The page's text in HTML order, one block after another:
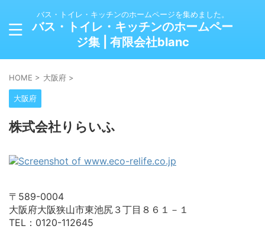
バス・トイレ・キッチンのホームページを集めました。
バス・トイレ・キッチンのホームペー
ジ集 | 有限会社blanc
HOME > 大阪府 >
大阪府
株式会社りらいふ
〒589-0004
大阪府大阪狭山市東池尻３丁目８６１－１
TEL：0120-112645